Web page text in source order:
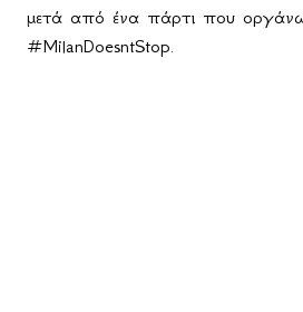
μετά από ένα πάρτι που
#MilanDoesntStop